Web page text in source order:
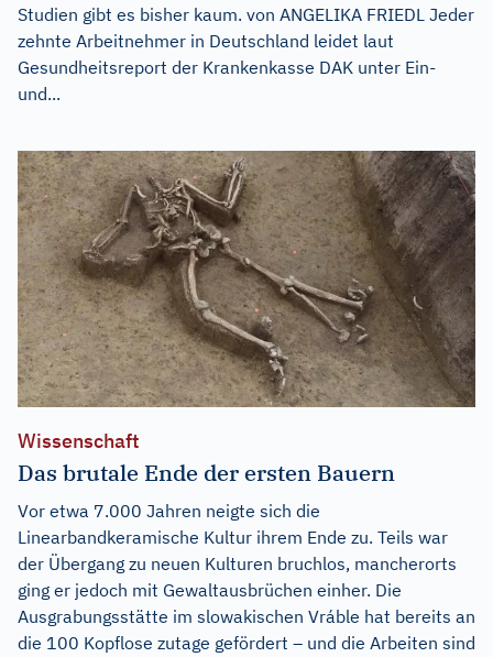
Studien gibt es bisher kaum. von ANGELIKA FRIEDL Jeder
zehnte Arbeitnehmer in Deutschland leidet laut
Gesundheitsreport der Krankenkasse DAK unter Ein-
und...
Wissenschaft
Das brutale Ende der ersten Bauern
Vor etwa 7.000 Jahren neigte sich die
Linearbandkeramische Kultur ihrem Ende zu. Teils war
der Übergang zu neuen Kulturen bruchlos, mancherorts
ging er jedoch mit Gewaltausbrüchen einher. Die
Ausgrabungsstätte im slowakischen Vráble hat bereits an
die 100 Kopflose zutage gefördert – und die Arbeiten sind